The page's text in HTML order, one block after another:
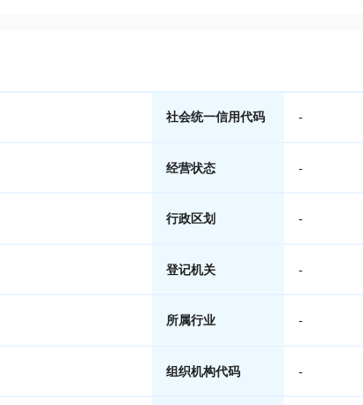
社会统一信用代码 -
经营状态 -
行政区划 -
登记机关 -
所属行业 -
组织机构代码 -